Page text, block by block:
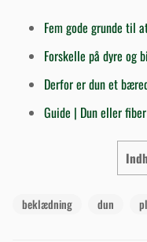
Fem gode grunde til
Forskelle på dyre og
Derfor er dun et
Guide | Dun eller
beklædning dun